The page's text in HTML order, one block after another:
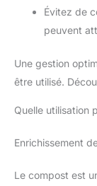
Évitez de
peuvent
Une gestion
être utilisé.
Quelle utilisation
Enrichissement
Le compost est